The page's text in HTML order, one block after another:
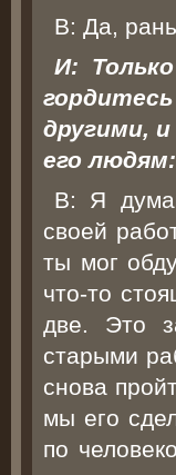
В: Да,
И:
другими,
его
В: Я
своей
ты мог
что-то
две. Это
старыми
снова
мы его
по